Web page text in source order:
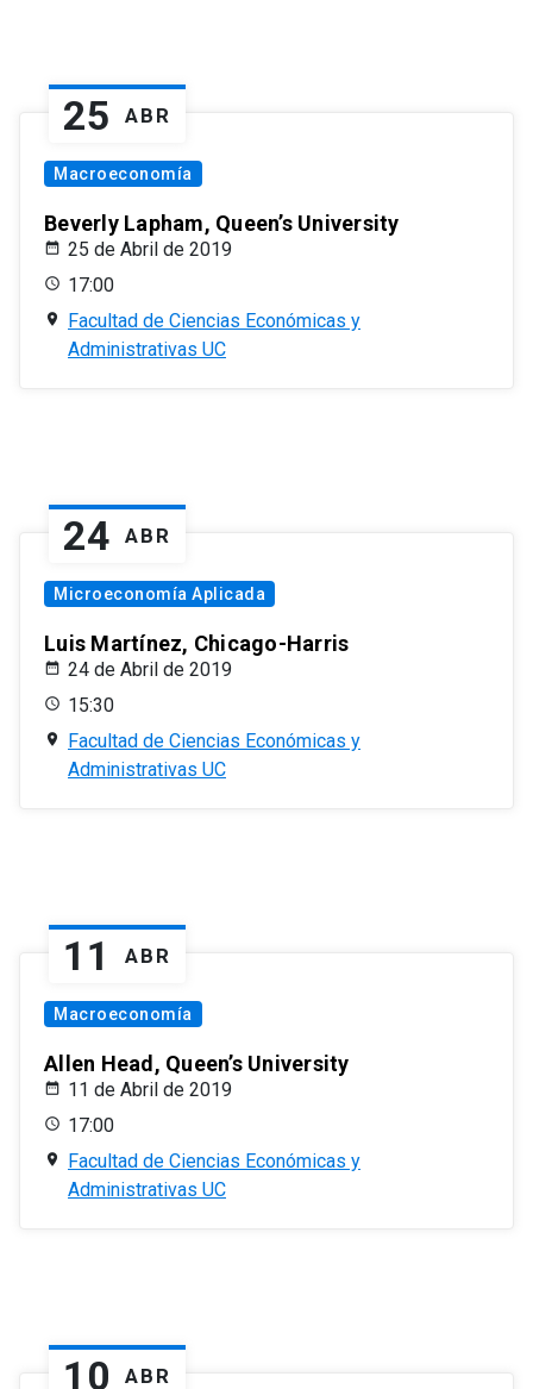
25 ABR
Macroeconomía
Beverly Lapham, Queen’s University
25 de Abril de 2019
17:00
Facultad de Ciencias Económicas y
Administrativas UC
24 ABR
Microeconomía Aplicada
Luis Martínez, Chicago-Harris
24 de Abril de 2019
15:30
Facultad de Ciencias Económicas y
Administrativas UC
11 ABR
Macroeconomía
Allen Head, Queen’s University
11 de Abril de 2019
17:00
Facultad de Ciencias Económicas y
Administrativas UC
10 ABR